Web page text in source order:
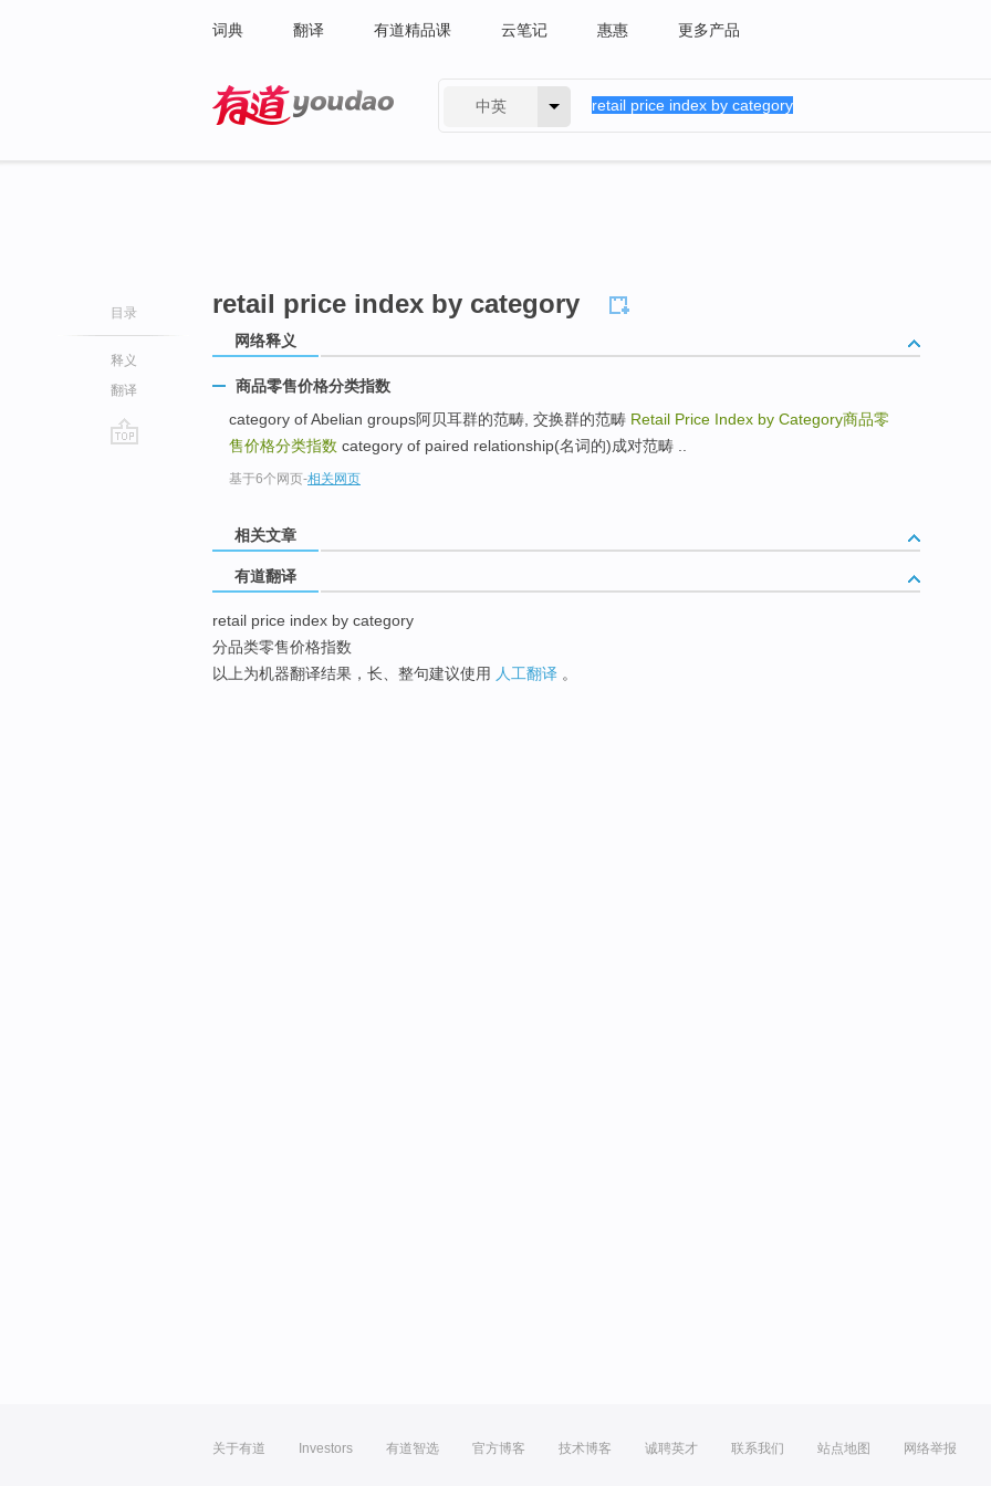
词典 翻译 有道精品课 云笔记 惠惠 更多产品
中英
目录
释义
翻译
retail price index by category
网络释义
商品零售价格分类指数
category of Abelian groups阿贝耳群的范畴, 交换群的范畴 Retail Price Index by Category商品零
售价格分类指数 category of paired relationship(名词的)成对范畴 ..
基于6个网页-相关网页
相关文章
有道翻译
retail price index by category
分品类零售价格指数
以上为机器翻译结果，长、整句建议使用 人工翻译 。
关于有道 Investors 有道智选 官方博客 技术博客 诚聘英才 联系我们 站点地图 网络举报